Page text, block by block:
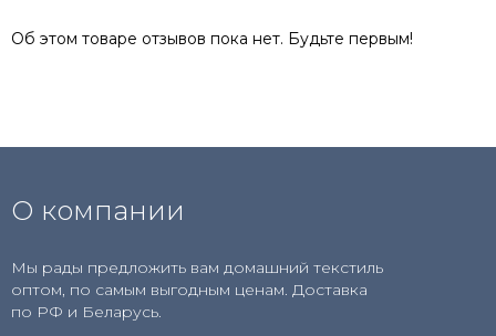
Об этом товаре отзывов пока нет. Будьте первым!
О компании
Мы рады предложить вам домашний текстиль
оптом, по самым выгодным ценам. Доставка
по РФ и Беларусь.